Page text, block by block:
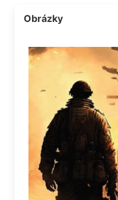
Obrázky